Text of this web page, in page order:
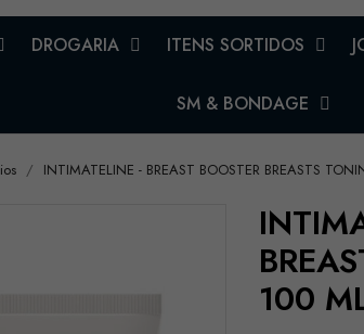
DROGARIA ITENS SORTIDOS
SM & BONDAGE
INTIMATELINE - BREAST BOOSTER BREASTS
100